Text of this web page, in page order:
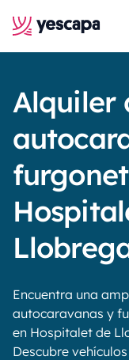
Alquiler
Encuentra una
autocaravanas y
en Hospitalet de
Descubre